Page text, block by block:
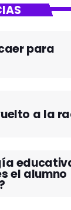
para
a la
el alumno